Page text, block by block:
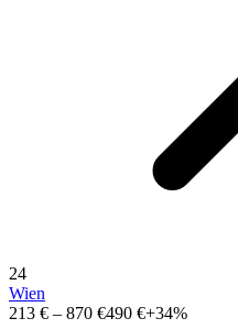
24
Wien
213 € – 870 €490 €+34%